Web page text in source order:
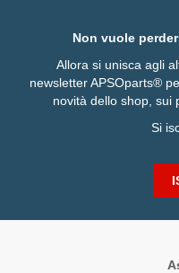
Non vuole
Allora si unisca agli
newsletter APSOparts®
novità dello shop, sui
Si